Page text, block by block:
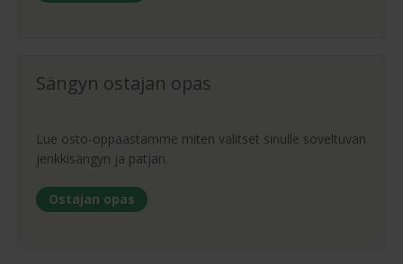
Sängyn ostajan opas
Lue osto-oppaastamme miten valitset sinulle soveltuvan
jenkkisängyn ja patjan.
Ostajan opas